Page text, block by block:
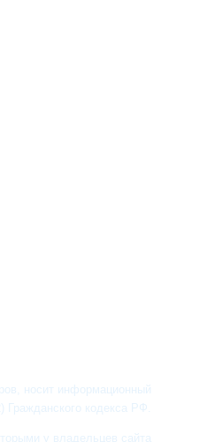
носит информационный
Гражданского кодекса РФ.
у владельцев сайта